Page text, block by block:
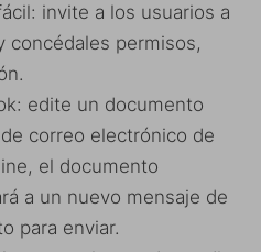
invite a los usuarios a
concédales permisos,
edite un documento
correo electrónico de
el documento
a un nuevo mensaje de
para enviar.